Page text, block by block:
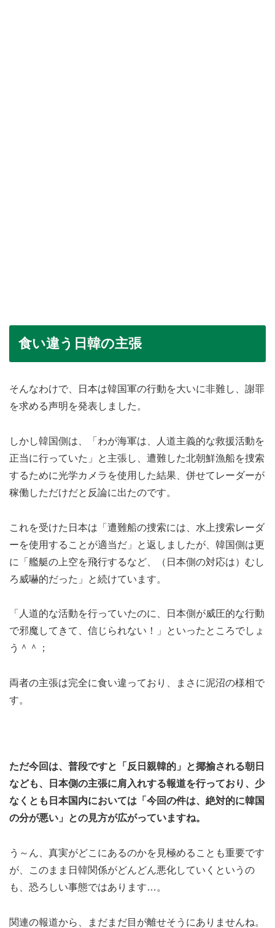
食い違う日韓の主張
そんなわけで、日本は韓国軍の行動を大いに非難し、謝罪
を求める声明を発表しました。
しかし韓国側は、「わが海軍は、人道主義的な救援活動を
正当に行っていた」と主張し、遭難した北朝鮮漁船を捜索
するために光学カメラを使用した結果、併せてレーダーが
稼働しただけだと反論に出たのです。
これを受けた日本は「遭難船の捜索には、水上捜索レーダ
ーを使用することが適当だ」と返しましたが、韓国側は更
に「艦艇の上空を飛行するなど、（日本側の対応は）むし
ろ威嚇的だった」と続けています。
「人道的な活動を行っていたのに、日本側が威圧的な行動
で邪魔してきて、信じられない！」といったところでしょ
う＾＾；
両者の主張は完全に食い違っており、まさに泥沼の様相で
す。
ただ今回は、普段ですと「反日親韓的」と揶揄される朝日
なども、日本側の主張に肩入れする報道を行っており、少
なくとも日本国内においては「今回の件は、絶対的に韓国
の分が悪い」との見方が広がっていますね。
う～ん、真実がどこにあるのかを見極めることも重要です
が、このまま日韓関係がどんどん悪化していくというの
も、恐ろしい事態ではあります…。
関連の報道から、まだまだ目が離せそうにありませんね。